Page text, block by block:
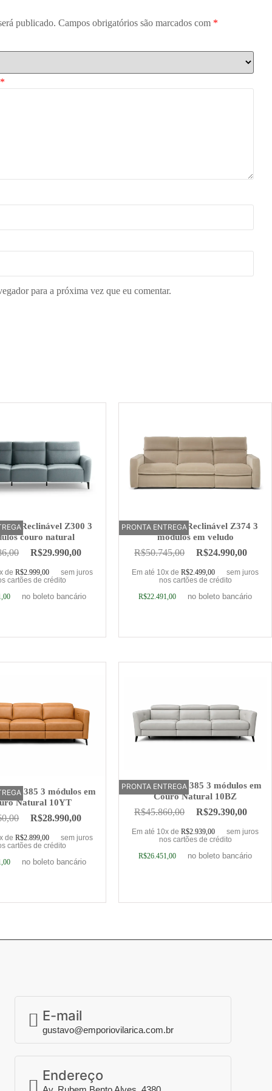
publicado. Campos obrigatórios são marcados com *
*
para a próxima vez que eu comentar.
Reclinável Z300 3
couro natural
R$29.990,00
deR$2.999,00
sem juros
cartões de crédito
no boleto bancário
OFERTA
PRONTA ENTREGA
Sofá Elétrico Reclinável Z374 3
módulos em veludo
R$50.745,00 R$24.990,00
Em até 10x deR$2.499,00
sem juros
nos cartões de crédito
R$22.491,00 no boleto bancário
Z385 3 módulos em
Natural 10YT
R$28.990,00
deR$2.899,00
sem juros
cartões de crédito
no boleto bancário
OFERTA
PRONTA ENTREGA
Sofá Elétrico Z385 3 módulos em
Couro Natural 10BZ
R$45.860,00 R$29.390,00
Em até 10x deR$2.939,00
sem juros
nos cartões de crédito
R$26.451,00 no boleto bancário
E-mail
gustavo@emporiovilarica.com.br
Endereço